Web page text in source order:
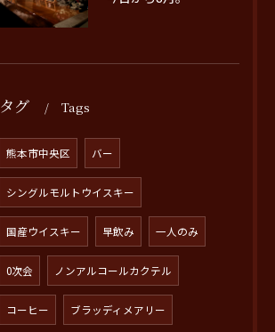
タグ Tags
熊本市中央区 バー
シングルモルトウイスキー
国産ウイスキー 早飲み 一人のみ
0次会 ノンアルコールカクテル
コーヒー ブラッディメアリー